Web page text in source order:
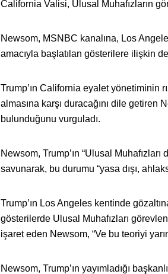
California Valisi, Ulusal Muhafızların
Newsom, MSNBC kanalına, Los
amacıyla başlatılan gösterilere ilişkin
Trump’ın California eyalet yönetiminin
almasına karşı duracağını dile
bulunduğunu vurguladı.
Newsom, Trump’ın “Ulusal Muhafızları
savunarak, bu durumu “yasa dışı,
Trump’ın Los Angeles kentinde
gösterilerde Ulusal Muhafızları
işaret eden Newsom, “Ve bu teoriyi
Newsom, Trump’ın yayımladığı